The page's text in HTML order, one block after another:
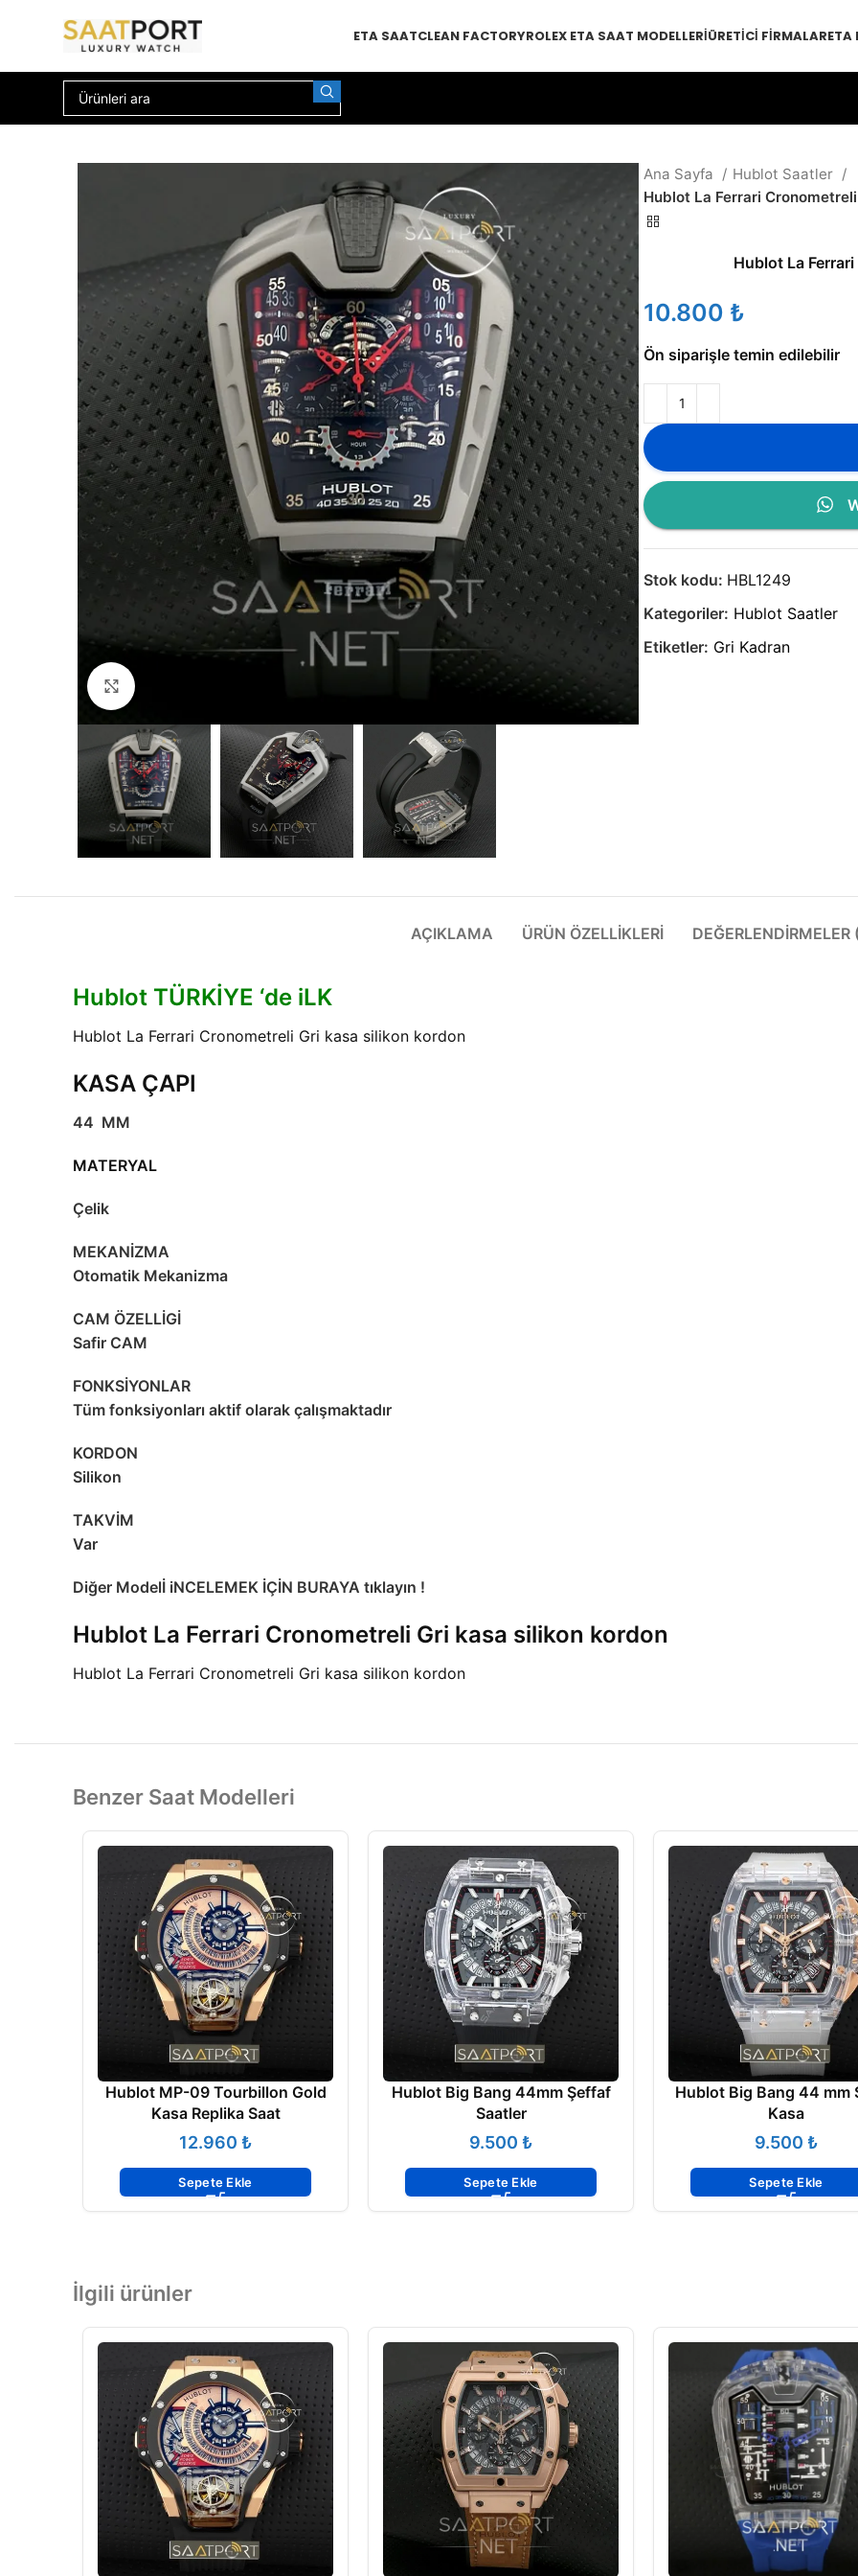
ETA SAATCLEAN FACTORYROLEX ETA SAAT MODELLERIÜRETICI FIRMALARETA
Ana Sayfa
Hublot Saatler
Hublot La Ferrari
Hublot La
₺
Ön siparişle temin edilebilir
Stok kodu: HBL1249
Kategoriler: Hublot Saatler
Etiketler: Gri Kadran
AÇIKLAMA ÜRÜN ÖZELLIKLERI DEĞERLENDIRMELER
Hublot TÜRKİYE ‘de iLK
Hublot La Ferrari Cronometreli Gri kasa silikon kordon
KASA ÇAPI
44 MM
MATERYAL
Çelik
MEKANİZMA
Otomatik Mekanizma
CAM ÖZELLİGİ
Safir CAM
FONKSİYONLAR
Tüm fonksiyonları aktif olarak çalışmaktadır
KORDON
Silikon
TAKVİM
Var
Diğer Modelİ iNCELEMEK İÇİN BURAYA tıklayın !
Hublot La Ferrari Cronometreli Gri kasa silikon kordon
Hublot La Ferrari Cronometreli Gri kasa silikon kordon
Benzer Saat Modelleri
Hublot MP-09 Tourbillon Gold
Kasa Replika Saat
₺
Sepete Ekle
Hublot Big Bang 44mm Şeffaf
Saatler
₺
Sepete Ekle
Hublot Big Bang 44 mm
Kasa
₺
Sepete Ekle
İlgili ürünler